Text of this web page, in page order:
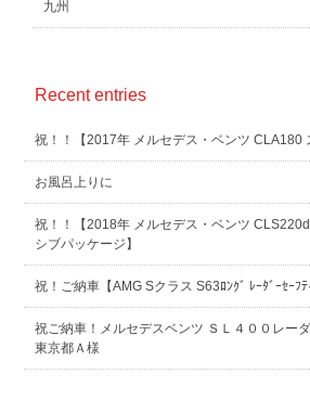
九州
Recent entries
祝！！【2017年 メルセデス・ベンツ CLA180
お風呂上りに
祝！！【2018年 メルセデス・ベンツ
シブパッケージ】
祝！ご納車【AMG Sクラス S63ﾛﾝｸﾞ ﾚｰﾀﾞｰｾｰﾌﾃ
祝ご納車！メルセデスベンツ ＳＬ４００レー
東京都Ａ様